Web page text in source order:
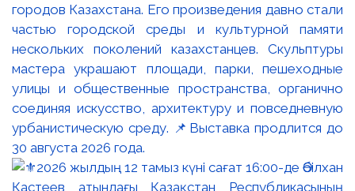
городов Казахстана. Его произведения давно стали
частью городской среды и культурной памяти
нескольких поколений казахстанцев. Скульптуры
мастера украшают площади, парки, пешеходные
улицы и общественные пространства, органично
соединяя искусство, архитектуру и повседневную
урбанистическую среду. 📌Выставка продлится до
30 августа 2026 года.